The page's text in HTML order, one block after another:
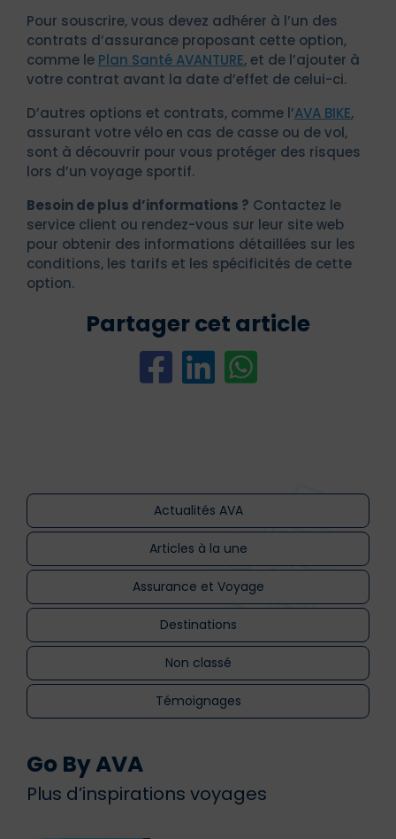
Pour souscrire, vous devez adhérer à l’un des
contrats d’assurance proposant cette option,
comme le Plan Santé AVANTURE, et de l’ajouter à
votre contrat avant la date d’effet de celui-ci.
D’autres options et contrats, comme l’AVA BIKE,
assurant votre vélo en cas de casse ou de vol,
sont à découvrir pour vous protéger des risques
lors d’un voyage sportif.
Besoin de plus d’informations ? Contactez le
service client ou rendez-vous sur leur site web
pour obtenir des informations détaillées sur les
conditions, les tarifs et les spécificités de cette
option.
Partager cet article
Actualités AVA
Articles à la une
Assurance et Voyage
Destinations
Non classé
Témoignages
Go By AVA
Plus d’inspirations voyages